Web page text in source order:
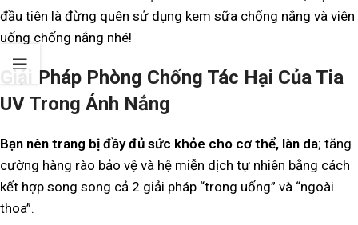
đầu tiên là đừng quên sử dụng kem sữa chống nắng và viên
uống chống nắng nhé!
Giải Pháp Phòng Chống Tác Hại Của Tia
UV Trong Ánh Nắng
Bạn nên trang bị đầy đủ sức khỏe cho cơ thể, làn da; tăng
cường hàng rào bảo vệ và hệ miễn dịch tự nhiên bằng cách
kết hợp song song cả 2 giải pháp “trong uống” và “ngoài
thoa”.